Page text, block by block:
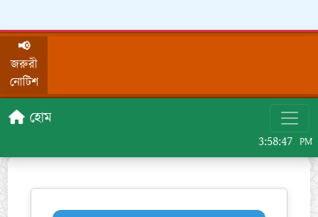
📢
জরুরী
নোটিশ
হোম
3:58:47 PM